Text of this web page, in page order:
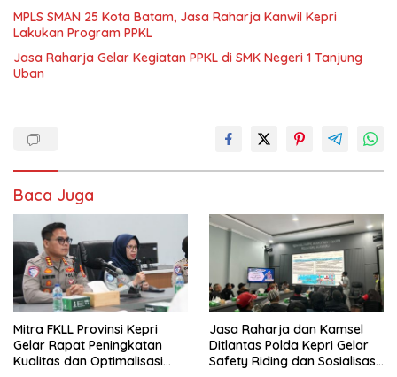
MPLS SMAN 25 Kota Batam, Jasa Raharja Kanwil Kepri
Lakukan Program PPKL
Jasa Raharja Gelar Kegiatan PPKL di SMK Negeri 1 Tanjung
Uban
Baca Juga
Mitra FKLL Provinsi Kepri
Gelar Rapat Peningkatan
Kualitas dan Optimalisasi
Jasa Raharja dan Kamsel
Ditlantas Polda Kepri Gelar
Safety Riding dan Sosialisasi